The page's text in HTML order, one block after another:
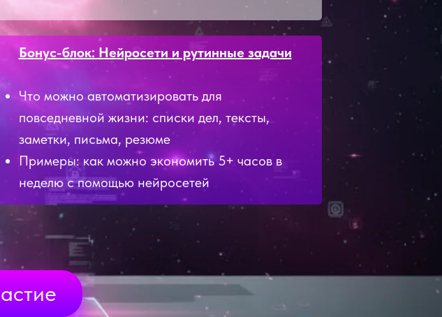
Бонус-блок: Нейросети и рутинные задачи
Что можно автоматизировать для
повседневной жизни: списки дел, тексты,
заметки, письма, резюме
Примеры: как можно экономить 5+ часов в
неделю с помощью нейросетей